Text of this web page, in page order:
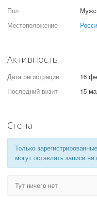
Пол
Местоположение
Активность
Дата регистрации
16
Последний визит
15
Стена
Только
могут оставлять записи на
Тут ничего нет